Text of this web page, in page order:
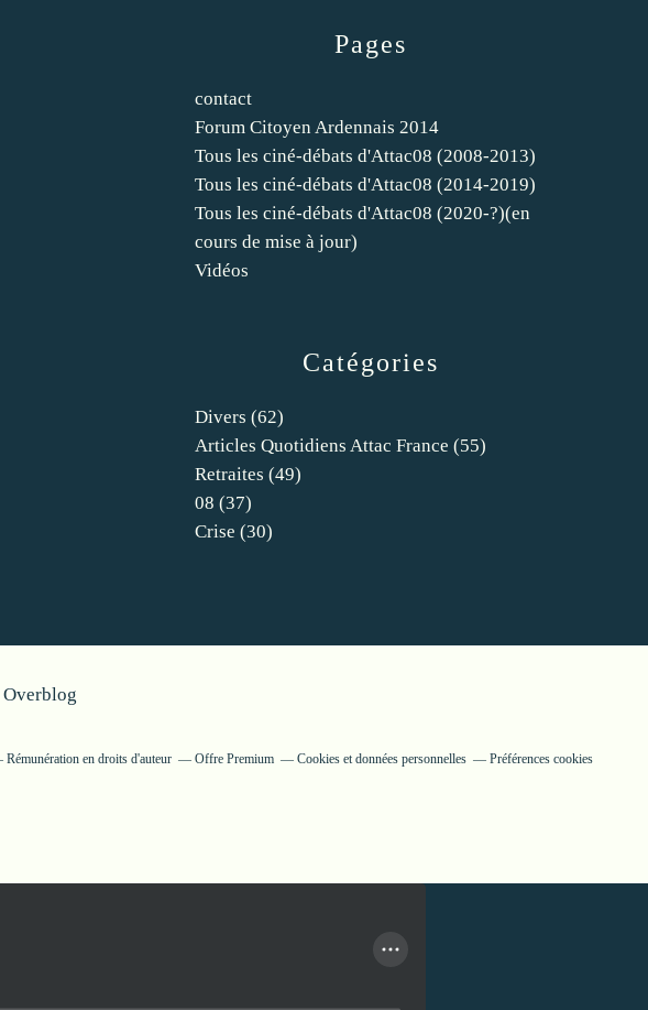
Catégories
Divers (62)
Articles Quotidiens Attac France (55)
Retraites (49)
08 (37)
Crise (30)
Pages
contact
Forum Citoyen Ardennais 2014
Tous les ciné-débats d'Attac08 (2008-2013)
Tous les ciné-débats d'Attac08 (2014-2019)
Tous les ciné-débats d'Attac08 (2020-?)(en
cours de mise à jour)
Vidéos
Overblog
Rémunération en droits d'auteur Offre Premium Cookies et données personnelles Préférences cookies